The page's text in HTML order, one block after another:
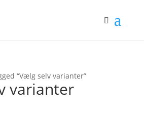
“Vælg selv varianter”
varianter